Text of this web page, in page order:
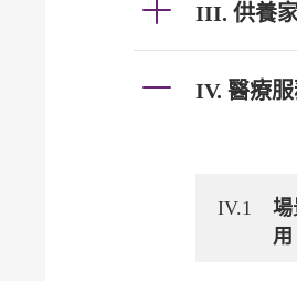
III. 供養
IV. 醫療
IV.1
場
用